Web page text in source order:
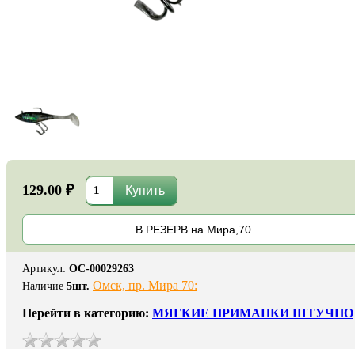
129.00 ₽
В РЕЗЕРВ на Мира,70
Артикул: ОС-00029263
Наличие 5шт. Омск, пр. Мира 70:
Перейти в категорию: МЯГКИЕ ПРИМАНКИ ШТУЧНО